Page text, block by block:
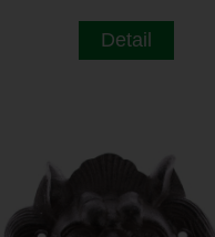
Detail